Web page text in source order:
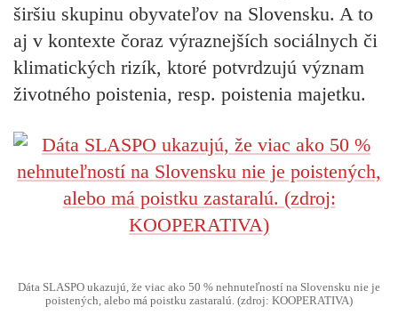
širšiu skupinu obyvateľov na Slovensku. A to
aj v kontexte čoraz výraznejších sociálnych či
klimatických rizík, ktoré potvrdzujú význam
životného poistenia, resp. poistenia majetku.
Dáta SLASPO ukazujú, že viac ako 50 % nehnuteľností na Slovensku nie je
poistených, alebo má poistku zastaralú. (zdroj: KOOPERATIVA)